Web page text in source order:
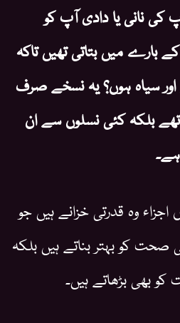
نانی یا دادی آپ کو
بارے میں بتاتی تھیں تاکہ
سیاہ ہوں؟ یہ نسخے صرف
بلکہ کئی نسلوں سے ان
ہے۔
اجزاء وہ قدرتی خزانے ہیں جو
کو بہتر بناتے ہیں بلکہ
کو بھی بڑھاتے ہیں۔